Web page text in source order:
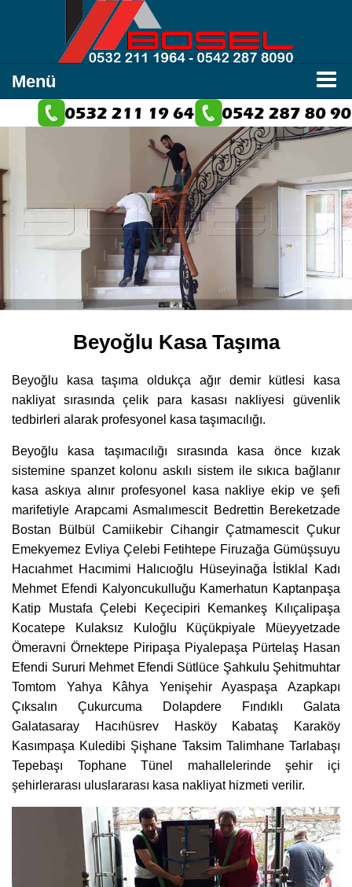
Menü
Beyoğlu Kasa Taşıma
Beyoğlu kasa taşıma oldukça ağır demir kütlesi kasa
nakliyat sırasında çelik para kasası nakliyesi güvenlik
tedbirleri alarak profesyonel kasa taşımacılığı.
Beyoğlu kasa taşımacılığı sırasında kasa önce kızak
sistemine spanzet kolonu askılı sistem ile sıkıca bağlanır
kasa askıya alınır profesyonel kasa nakliye ekip ve şefi
marifetiyle Arapcami Asmalımescit Bedrettin Bereketzade
Bostan Bülbül Camiikebir Cihangir Çatmamescit Çukur
Emekyemez Evliya Çelebi Fetihtepe Firuzağa Gümüşsuyu
Hacıahmet Hacımimi Halıcıoğlu Hüseyinağa İstiklal Kadı
Mehmet Efendi Kalyoncukulluğu Kamerhatun Kaptanpaşa
Katip Mustafa Çelebi Keçecipiri Kemankeş Kılıçalipaşa
Kocatepe Kulaksız Kuloğlu Küçükpiyale Müeyyetzade
Ömeravni Örnektepe Piripaşa Piyalepaşa Pürtelaş Hasan
Efendi Sururi Mehmet Efendi Sütlüce Şahkulu Şehitmuhtar
Tomtom Yahya Kâhya Yenişehir Ayaspaşa Azapkapı
Çıksalın Çukurcuma Dolapdere Fındıklı Galata
Galatasaray Hacıhüsrev Hasköy Kabataş Karaköy
Kasımpaşa Kuledibi Şişhane Taksim Talimhane Tarlabaşı
Tepebaşı Tophane Tünel mahallelerinde şehir içi
şehirlerarası uluslararası kasa nakliyat hizmeti verilir.